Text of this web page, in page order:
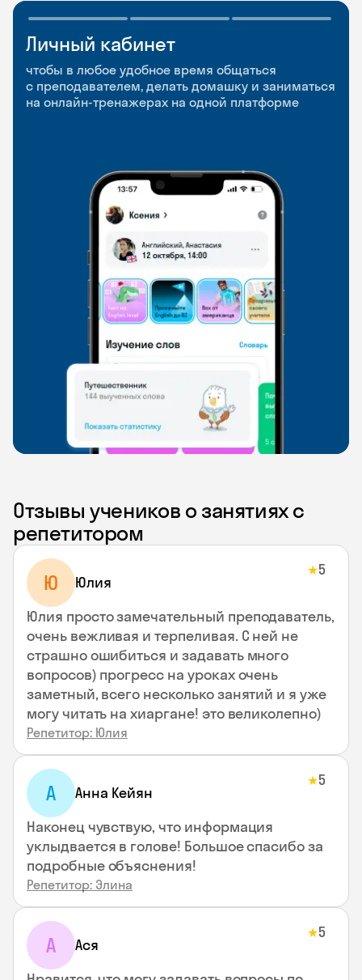
Личный кабинет
чтобы в любое удобное время общаться
с преподавателем, делать домашку и заниматься
на онлайн-тренажерах на одной платформе
Мобильное
приложение
чтобы заниматься и изучать новые слова где
и когда удобно
Разговорные клубы
и Talks
Групповые занятия для разговорной практики
и индивидуальные встречи с преподавателями
Отзывы учеников о занятиях с
репетитором
Ю Юлия
★5
Юлия просто замечательный преподаватель,
очень вежливая и терпеливая. С ней не
страшно ошибиться и задавать много
вопросов) прогресс на уроках очень
заметный, всего несколько занятий и я уже
могу читать на хиаргане! это великолепно)
Репетитор: Юлия
А Анна Кейян
★5
Наконец чувствую, что информация
уклыдвается в голове! Большое спасибо за
подробные объяснения!
Репетитор: Элина
А Ася
★5